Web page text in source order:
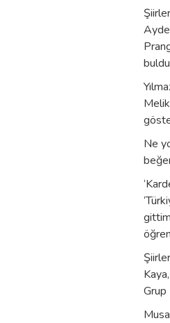
Ne
Grup